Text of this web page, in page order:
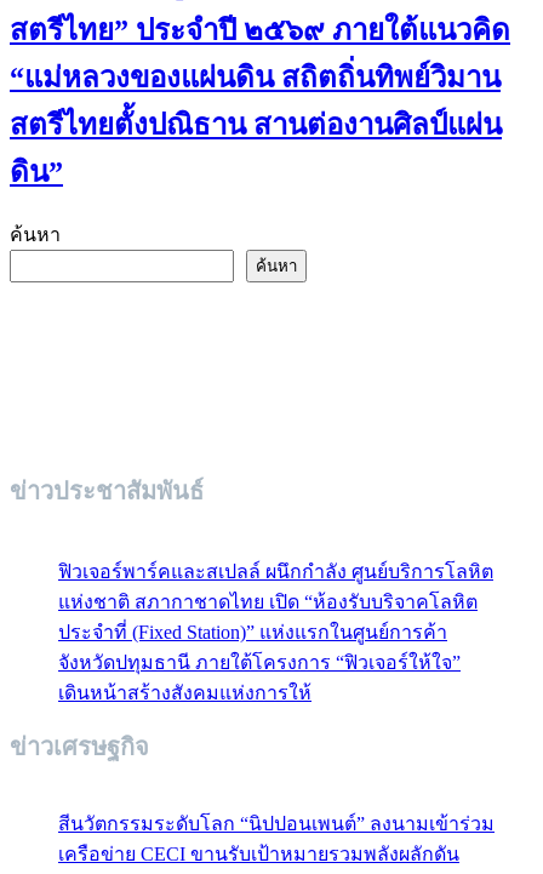
สตรีไทย” ประจําปี ๒๕๖๙ ภายใต้แนวคิด
“แม่หลวงของแผ่นดิน สถิตถิ่นทิพย์วิมาน
สตรีไทยตั้งปณิธาน สานต่องานศิลป์แผ่น
ดิน”
ค้นหา
ค้นหา
ข่าวประชาสัมพันธ์
ฟิวเจอร์พาร์คและสเปลล์ ผนึกกำลัง ศูนย์บริการโลหิต
แห่งชาติ สภากาชาดไทย เปิด “ห้องรับบริจาคโลหิต
ประจำที่ (Fixed Station)” แห่งแรกในศูนย์การค้า
จังหวัดปทุมธานี ภายใต้โครงการ “ฟิวเจอร์ให้ใจ”
เดินหน้าสร้างสังคมแห่งการให้
ข่าวเศรษฐกิจ
สีนวัตกรรมระดับโลก “นิปปอนเพนต์” ลงนามเข้าร่วม
เครือข่าย CECI ขานรับเป้าหมายรวมพลังผลักดัน